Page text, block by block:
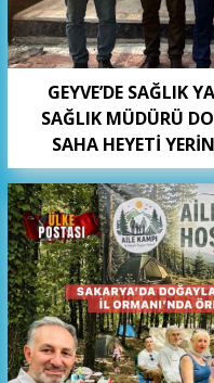
GEYVE’DE SAĞLIK
SAĞLIK MÜDÜRÜ
SAHA HEYETİ